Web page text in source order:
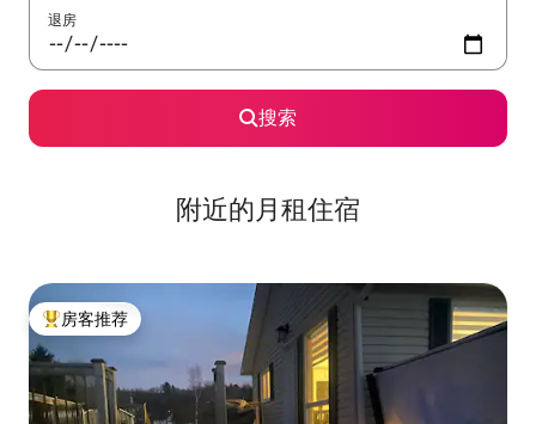
退房
搜索
附近的月租住宿
热门「房客推荐」
房客推荐